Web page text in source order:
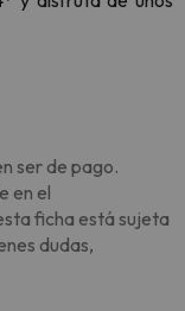
ser de pago.
en el
ficha está sujeta
dudas,